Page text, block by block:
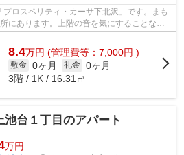
ロスペリティ・カーサ下北沢」です。まも
にあります。上階の音を気にすることなく
新たな...
8.4万円 (管理費等：7,000円 )
敷金 0ヶ月 礼金 0ヶ月
3階 / 1K / 16.31㎡
池台１丁目のアパート
万円